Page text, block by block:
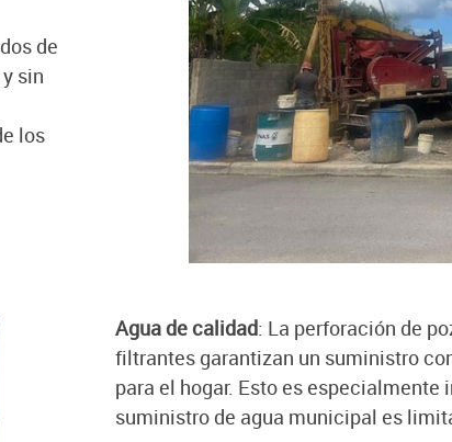
de
sin
los
Agua de calidad: La perforación de
filtrantes garantizan un suministro
para el hogar. Esto es especialmente
suministro de agua municipal es